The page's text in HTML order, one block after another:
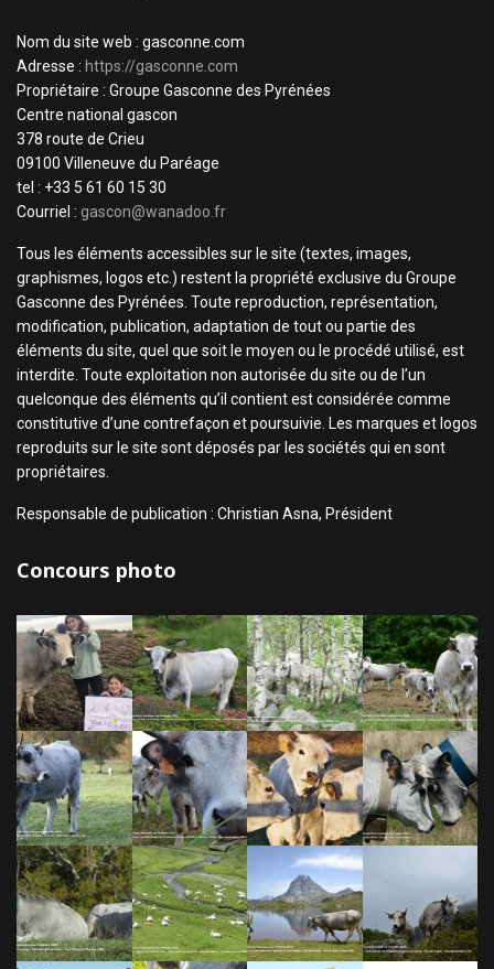
Nom du site web : gasconne.com
Adresse : https://gasconne.com
Propriétaire : Groupe Gasconne des Pyrénées
Centre national gascon
378 route de Crieu
09100 Villeneuve du Paréage
tel : +33 5 61 60 15 30
Courriel : gascon@wanadoo.fr
Tous les éléments accessibles sur le site (textes, images,
graphismes, logos etc.) restent la propriété exclusive du Groupe
Gasconne des Pyrénées. Toute reproduction, représentation,
modification, publication, adaptation de tout ou partie des
éléments du site, quel que soit le moyen ou le procédé utilisé, est
interdite. Toute exploitation non autorisée du site ou de l’un
quelconque des éléments qu’il contient est considérée comme
constitutive d’une contrefaçon et poursuivie. Les marques et logos
reproduits sur le site sont déposés par les sociétés qui en sont
propriétaires.
Responsable de publication : Christian Asna, Président
Concours photo